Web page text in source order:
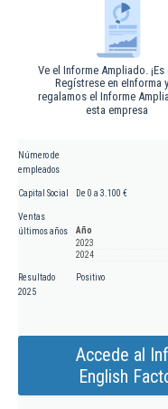
Ve el Informe Ampliado.
Regístrese en eInforma
regalamos el Informe
esta empresa
Número de
empleados
Capital Social De 0 a 3.100 €
Ventas
últimos años
Año
2023
2024
Resultado
2025
Positivo
Accede al
English